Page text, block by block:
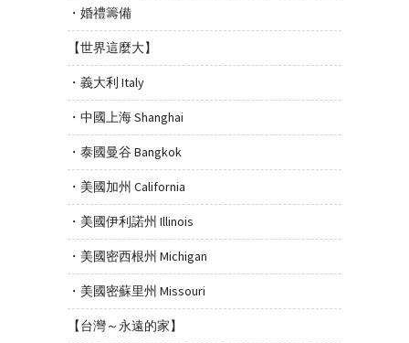
・婚禮籌備
【世界這麼大】
・義大利 Italy
・中國上海 Shanghai
・泰國曼谷 Bangkok
・美國加州 California
・美國伊利諾州 Illinois
・美國密西根州 Michigan
・美國密蘇里州 Missouri
【台灣～永遠的家】